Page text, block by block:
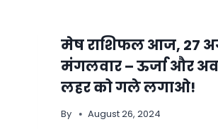
मेष राशिफल आज, 27
मंगलवार – ऊर्जा और
लहर को गले लगाओ!
By August 26, 2024